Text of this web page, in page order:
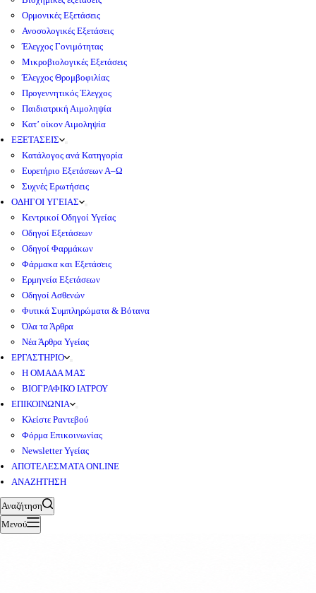
Ορμονικές Εξετάσεις
Ανοσολογικές Εξετάσεις
Έλεγχος Γονιμότητας
Μικροβιολογικές Εξετάσεις
Έλεγχος Θρομβοφιλίας
Προγεννητικός Έλεγχος
Παιδιατρική Αιμοληψία
Κατ’ οίκον Αιμοληψία
ΕΞΕΤΑΣΕΙΣ
Κατάλογος ανά Κατηγορία
Ευρετήριο Εξετάσεων Α–Ω
Συχνές Ερωτήσεις
ΟΔΗΓΟΙ ΥΓΕΙΑΣ
Κεντρικοί Οδηγοί Υγείας
Οδηγοί Εξετάσεων
Οδηγοί Φαρμάκων
Φάρμακα και Εξετάσεις
Ερμηνεία Εξετάσεων
Οδηγοί Ασθενών
Φυτικά Συμπληρώματα & Βότανα
Όλα τα Άρθρα
Νέα Άρθρα Υγείας
ΕΡΓΑΣΤΗΡΙΟ
Η ΟΜΑΔΑ ΜΑΣ
ΒΙΟΓΡΑΦΙΚΟ ΙΑΤΡΟΥ
ΕΠΙΚΟΙΝΩΝΙΑ
Κλείστε Ραντεβού
Φόρμα Επικοινωνίας
Newsletter Υγείας
ΑΠΟΤΕΛΕΣΜΑΤΑ ONLINE
ΑΝΑΖΗΤΗΣΗ
Αναζήτηση
Μενού